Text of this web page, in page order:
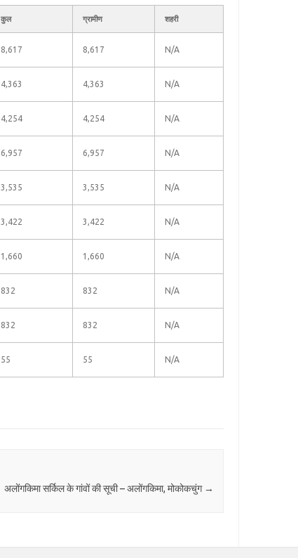
कुल ग्रामीण शहरी
8,617 8,617 N/A
4,363 4,363 N/A
4,254 4,254 N/A
6,957 6,957 N/A
3,535 3,535 N/A
3,422 3,422 N/A
1,660 1,660 N/A
832 832 N/A
832 832 N/A
55 55 N/A
अलोंगकिमा सर्किल के गांवों की सूची – अलोंगकिमा, मोकोकचुंग →